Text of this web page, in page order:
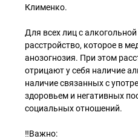
Клименко.
Для всех лиц с
расстройство, которое в
анозогнозия. При этом
отрицают у себя наличие
наличие связанных с
здоровьем и негативных
социальных отношений.
‼️Важно: